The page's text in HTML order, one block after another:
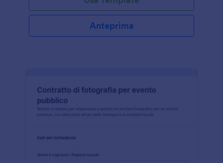
Anteprima